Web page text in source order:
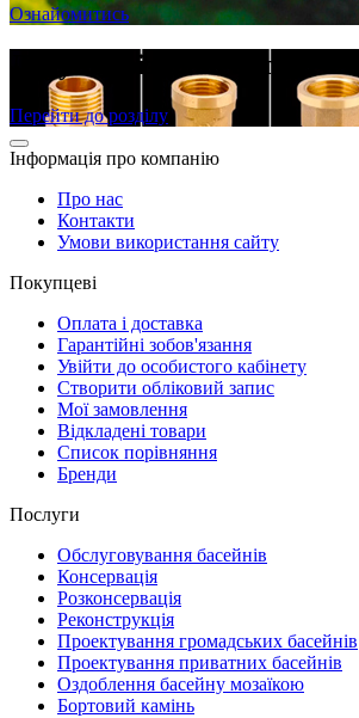
Ознайомитись
Латунні різьбові фітинги
Перейти до розділу
Інформація про компанію
Про нас
Контакти
Умови використання сайту
Покупцеві
Оплата і доставка
Гарантійні зобов'язання
Увійти до особистого кабінету
Створити обліковий запис
Мої замовлення
Відкладені товари
Список порівняння
Бренди
Послуги
Обслуговування басейнів
Консервація
Розконсервація
Реконструкція
Проектування громадських басейнів
Проектування приватних басейнів
Оздоблення басейну мозаїкою
Бортовий камінь